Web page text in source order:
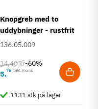
Knopgreb med to
uddybninger - rustfrit
stål
136.05.009
14,40 kr-60%
5,76 Inkl. moms
1131 stk på lager